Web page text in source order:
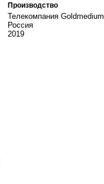
Производство
Телекомпания Goldmedium
Россия
2019